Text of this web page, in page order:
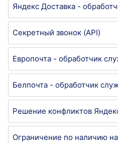
Яндекс Доставка -
Секретный звонок (API)
Европочта - обработчик
Белпочта - обработчик
Решение конфликтов
Ограничение по наличию